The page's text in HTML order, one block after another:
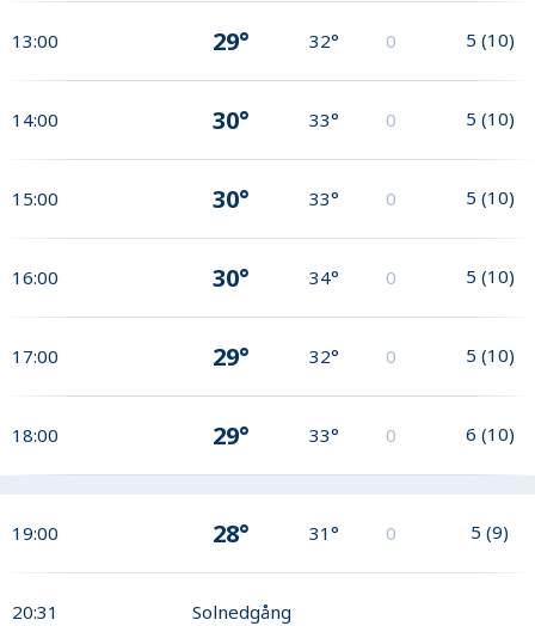
13:00 29° 32° 0 5 (10)
14:00 30° 33° 0 5 (10)
15:00 30° 33° 0 5 (10)
16:00 30° 34° 0 5 (10)
17:00 29° 32° 0 5 (10)
18:00 29° 33° 0 6 (10)
19:00 28° 31° 0 5 (9)
20:31 Solnedgång